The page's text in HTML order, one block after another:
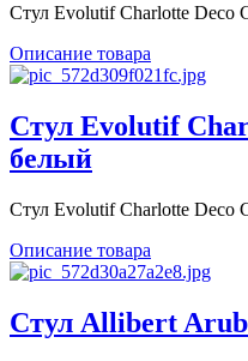
Стул Evolutif Charlotte Deco
Описание товара
Стул Evolutif
белый
Стул Evolutif Charlotte Deco
Описание товара
Стул Allibert